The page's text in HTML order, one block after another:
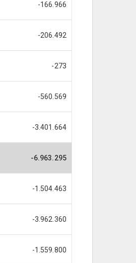
-166.966
-206.492
-273
-560.569
-3.401.664
-6.963.295
-1.504.463
-3.962.360
-1.559.800